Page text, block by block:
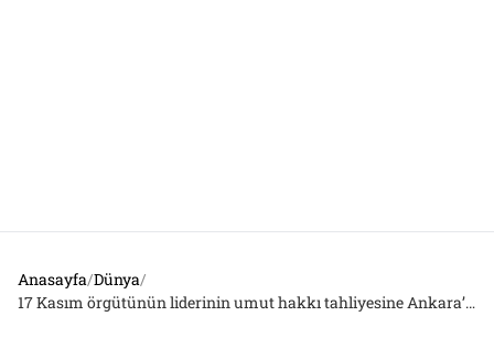
Anasayfa/Dünya/
17 Kasım örgütünün liderinin umut hakkı tahliyesine Ankara’dan sonra Washington’dan da sert tepki